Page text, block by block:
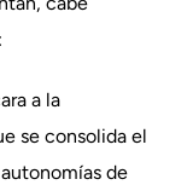
a la
se consolida el
de